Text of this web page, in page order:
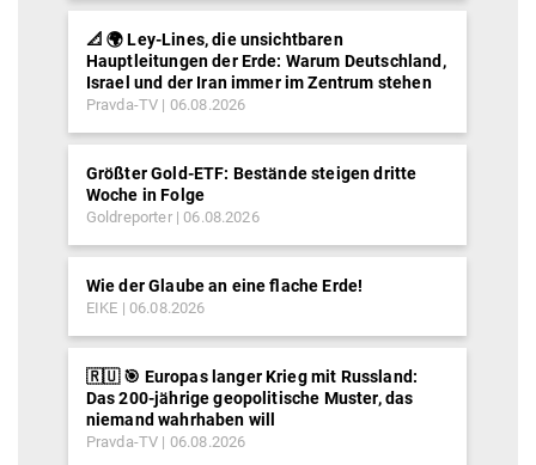
📐 🌍 Ley-Lines, die unsichtbaren
Hauptleitungen der Erde: Warum Deutschland,
Israel und der Iran immer im Zentrum stehen
Pravda-TV 06.08.2026
Größter Gold-ETF: Bestände steigen dritte
Woche in Folge
Goldreporter 06.08.2026
Wie der Glaube an eine flache Erde!
EIKE 06.08.2026
🇷🇺 🎯 Europas langer Krieg mit Russland:
Das 200-jährige geopolitische Muster, das
niemand wahrhaben will
Pravda-TV 06.08.2026